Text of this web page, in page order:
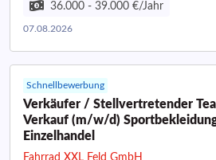
36.000 - 39.000 €/Jahr
07.08.2026
Schnellbewerbung
Verkäufer / Stellvertretender
Verkauf (m/w/d) Sportbekleidung
Einzelhandel
Fahrrad XXL Feld GmbH